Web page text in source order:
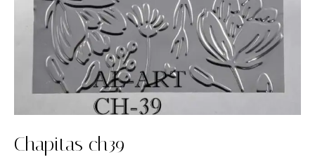
Chapitas ch39